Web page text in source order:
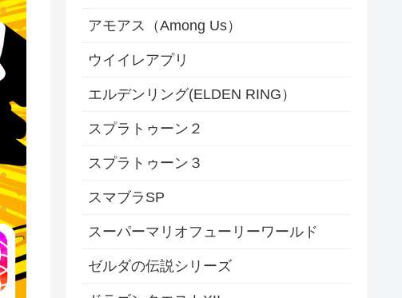
アモアス（Among Us）
ウイイレアプリ
エルデンリング(ELDEN RING）
スプラトゥーン２
スプラトゥーン３
スマブラSP
スーパーマリオフューリーワールド
ゼルダの伝説シリーズ